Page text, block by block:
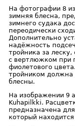
На фотографии 8
зимняя блесна,
зимнего судака
переодически
Дополнительно
надёжность
тройника за
с вертлюжком при
фиолетового
тройником должна
блесны.
На изображении 9
Kuhapilkki.
предназначена
который